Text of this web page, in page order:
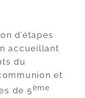
d’étapes
accueillant
du
et
de 5ème